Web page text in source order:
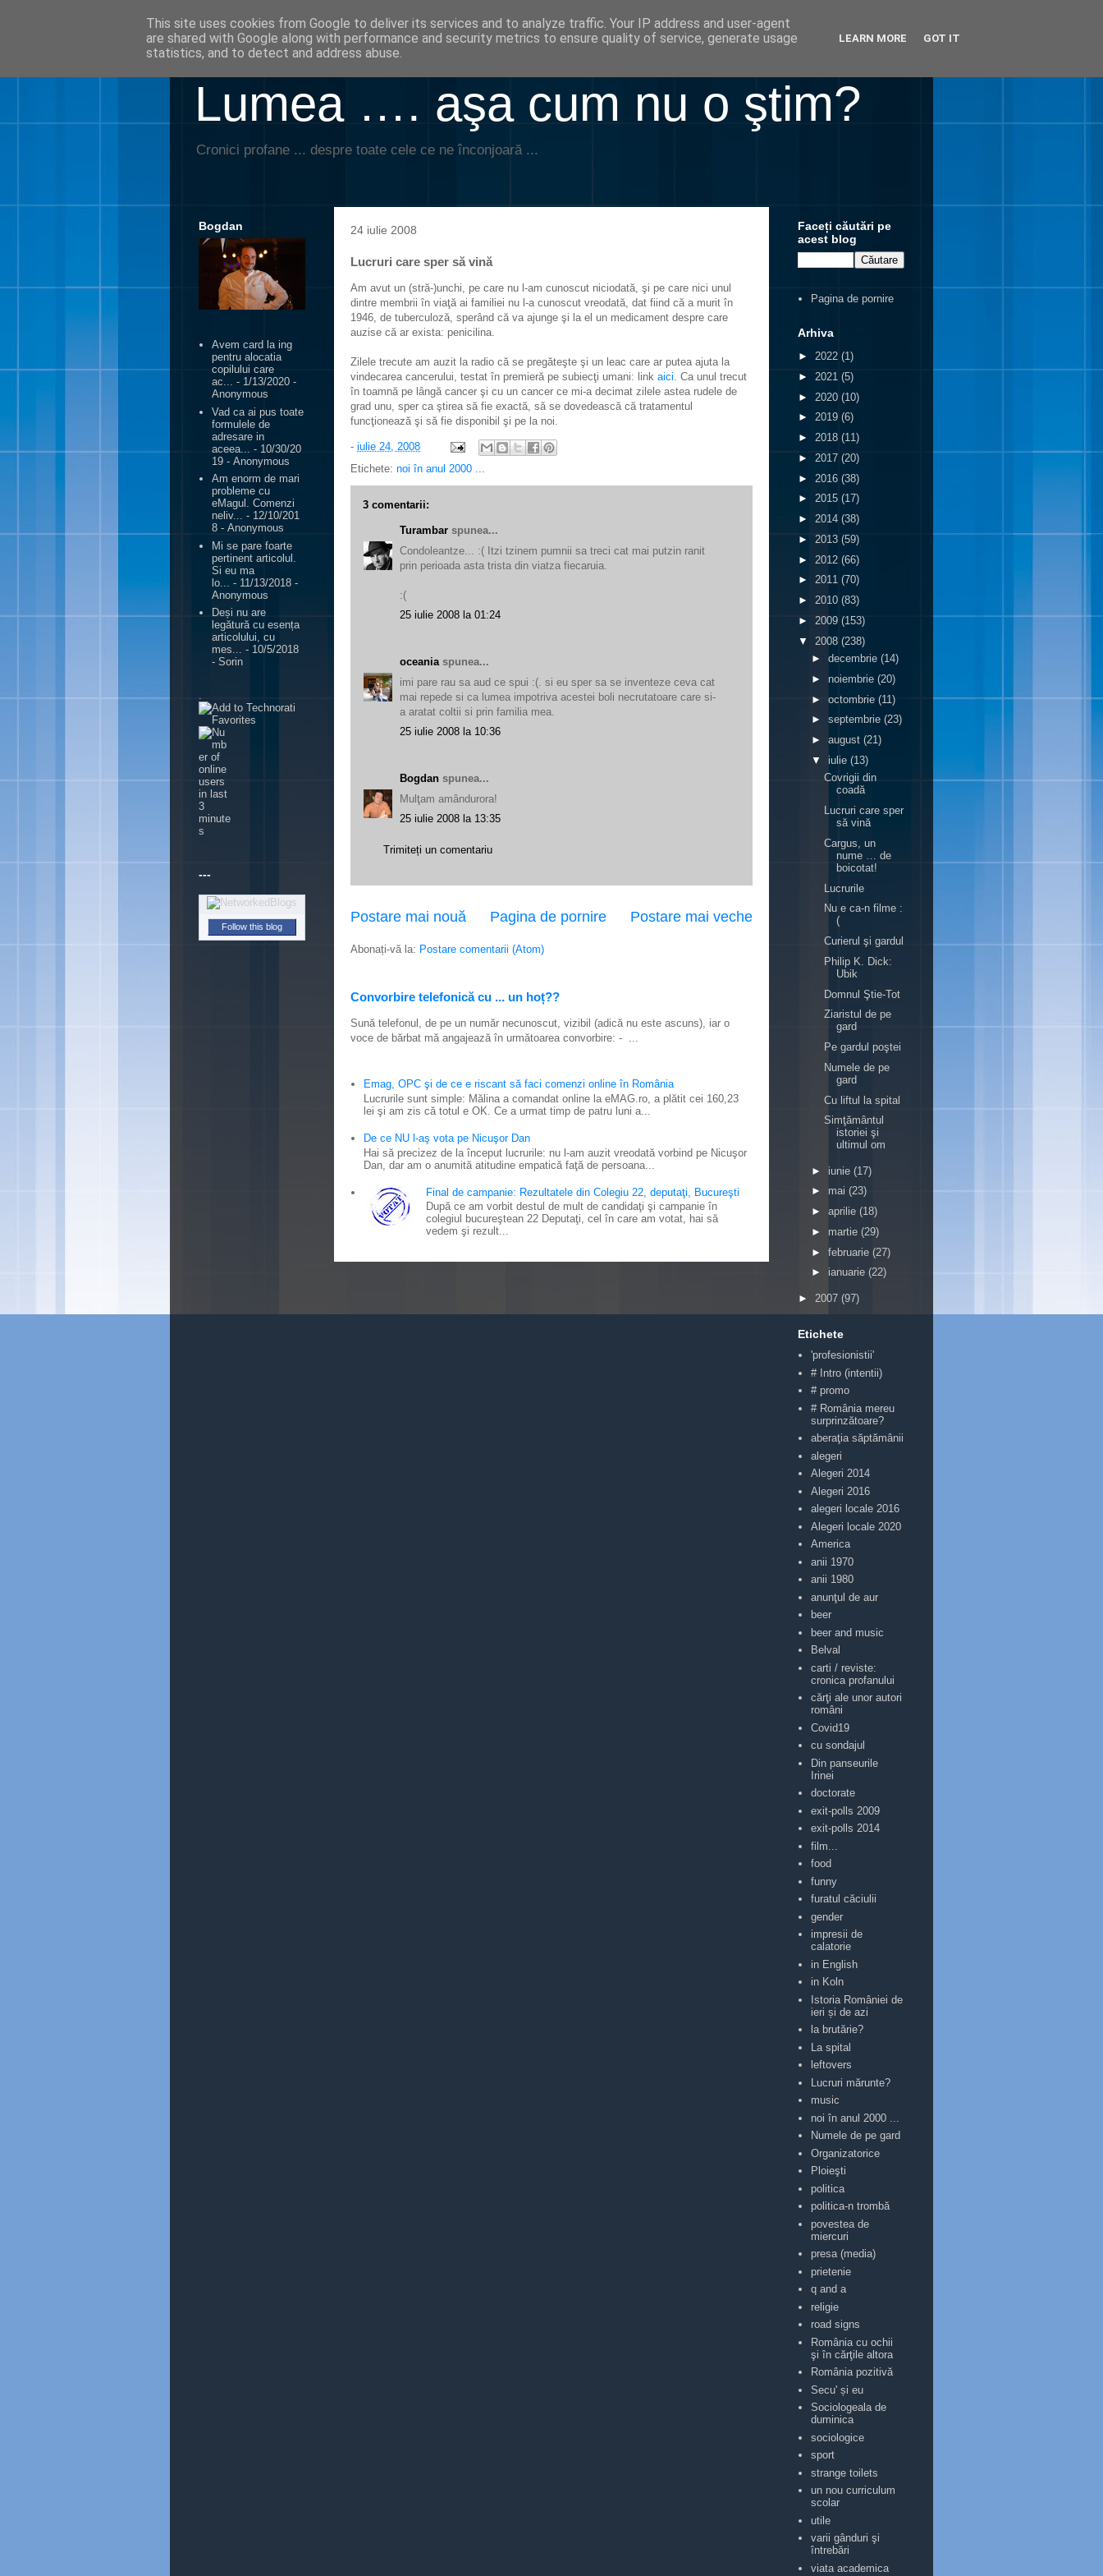
Lumea …. aşa cum nu o ştim?
Cronici profane ... despre toate cele ce ne înconjoară ...
24 iulie 2008
Lucruri care sper să vină
Am avut un (stră-)unchi, pe care nu l-am cunoscut niciodată, şi pe care nici unul
dintre membrii în viaţă ai familiei nu l-a cunoscut vreodată, dat fiind că a murit în
1946, de tuberculoză, sperând că va ajunge şi la el un medicament despre care
auzise că ar exista: penicilina.
Zilele trecute am auzit la radio că se pregăteşte şi un leac care ar putea ajuta la
vindecarea cancerului, testat în premieră pe subiecţi umani: link aici. Ca unul trecut
în toamnă pe lângă cancer şi cu un cancer ce mi-a decimat zilele astea rudele de
grad unu, sper ca ştirea să fie exactă, să se dovedească că tratamentul
funcţionează şi să fie disponibil şi pe la noi.
- iulie 24, 2008
Etichete: noi în anul 2000 ...
3 comentarii:
Turambar spunea...
Condoleantze... :( Itzi tzinem pumnii sa treci cat mai putzin ranit
prin perioada asta trista din viatza fiecaruia.
:(
25 iulie 2008 la 01:24
oceaniaspunea...
imi pare rau sa aud ce spui :(. si eu sper sa se inventeze ceva cat
mai repede si ca lumea impotriva acestei boli necrutatoare care si-
a aratat coltii si prin familia mea.
25 iulie 2008 la 10:36
Bogdan spunea...
Mulţam amândurora!
25 iulie 2008 la 13:35
Trimiteți un comentariu
Postare mai nouă Postare mai veche
Pagina de pornire
Abonați-vă la: Postare comentarii (Atom)
Convorbire telefonică cu ... un hoț??
Sună telefonul, de pe un număr necunoscut, vizibil (adică nu este ascuns), iar o
voce de bărbat mă angajează în următoarea convorbire: - ...
Emag, OPC şi de ce e riscant să faci comenzi online în România
Lucrurile sunt simple: Mălina a comandat online la eMAG.ro, a plătit cei 160,23
lei şi am zis că totul e OK. Ce a urmat timp de patru luni a...
De ce NU l-aş vota pe Nicuşor Dan
Hai să precizez de la început lucrurile: nu l-am auzit vreodată vorbind pe Nicuşor
Dan, dar am o anumită atitudine empatică faţă de persoana...
Final de campanie: Rezultatele din Colegiu 22, deputaţi, Bucureşti
După ce am vorbit destul de mult de candidaţi şi campanie în
colegiul bucureştean 22 Deputaţi, cel în care am votat, hai să
vedem şi rezult...
Bogdan
Avem card la ing
pentru alocatia
copilului care
ac... - 1/13/2020 -
Anonymous
Vad ca ai pus toate
formulele de
adresare in
aceea...
- 10/30/20
19 - Anonymous
Am enorm de mari
probleme cu
eMagul. Comenzi
neliv... - 12/10/201
8 - Anonymous
Mi se pare foarte
pertinent articolul.
Si eu ma
lo...
- 11/13/2018 -
Anonymous
Deși nu are
legătură cu esența
articolului, cu
mes... - 10/5/2018
- Sorin
---
Follow this blog
Faceți căutări pe
acest blog
Pagina de pornire
Arhiva
► 2022 (1)
► 2021 (5)
► 2020 (10)
► 2019 (6)
► 2018 (11)
► 2017 (20)
► 2016 (38)
► 2015 (17)
► 2014 (38)
► 2013 (59)
► 2012 (66)
► 2011 (70)
► 2010 (83)
► 2009 (153)
▼ 2008 (238)
► decembrie (14)
► noiembrie (20)
► octombrie (11)
► septembrie (23)
► august (21)
▼ iulie (13)
Covrigii din
coadă
Lucruri care sper
să vină
Cargus, un
nume … de
boicotat!
Lucrurile
Nu e ca-n filme :
(
Curierul şi gardul
Philip K. Dick:
Ubik
Domnul Ştie-Tot
Ziaristul de pe
gard
Pe gardul poştei
Numele de pe
gard
Cu liftul la spital
Simţământul
istoriei şi
ultimul om
► iunie (17)
► mai (23)
► aprilie (18)
► martie (29)
► februarie (27)
► ianuarie (22)
► 2007 (97)
Etichete
'profesionistii'
# Intro (intentii)
# promo
# România mereu
surprinzătoare?
aberaţia săptămânii
alegeri
Alegeri 2014
Alegeri 2016
alegeri locale 2016
Alegeri locale 2020
America
anii 1970
anii 1980
anunţul de aur
beer
beer and music
Belval
carti / reviste:
cronica profanului
cărţi ale unor autori
români
Covid19
cu sondajul
Din panseurile
Irinei
doctorate
exit-polls 2009
exit-polls 2014
film...
food
funny
furatul căciulii
gender
impresii de
calatorie
in English
in Koln
Istoria României de
ieri și de azi
la brutărie?
La spital
leftovers
Lucruri mărunte?
music
noi în anul 2000 ...
Numele de pe gard
Organizatorice
Ploieşti
politica
politica-n trombă
povestea de
miercuri
presa (media)
prietenie
q and a
religie
road signs
România cu ochii
şi în cărţile altora
România pozitivă
Secu' și eu
Sociologeala de
duminica
sociologice
sport
strange toilets
un nou curriculum
scolar
utile
varii gânduri şi
întrebări
viata academica
This site uses cookies from Google to deliver its services and to analyze traffic. Your IP address and user-agent
are shared with Google along with performance and security metrics to ensure quality of service, generate usage
statistics, and to detect and address abuse.
LEARN MORE GOT IT